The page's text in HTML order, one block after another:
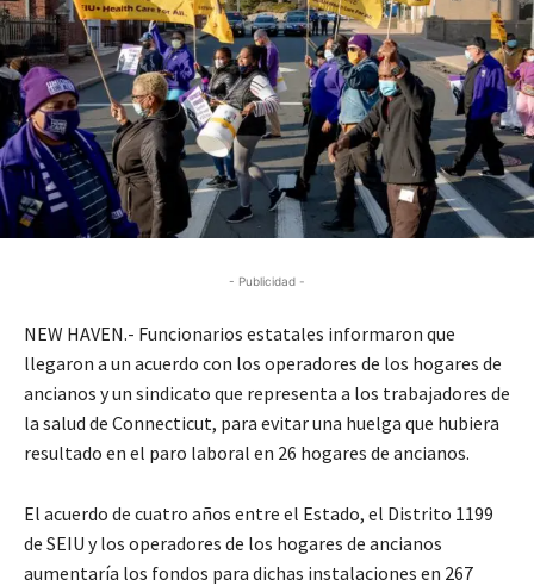
- Publicidad -
NEW HAVEN.- Funcionarios estatales informaron que
llegaron a un acuerdo con los operadores de los hogares de
ancianos y un sindicato que representa a los trabajadores de
la salud de Connecticut, para evitar una huelga que hubiera
resultado en el paro laboral en 26 hogares de ancianos.
El acuerdo de cuatro años entre el Estado, el Distrito 1199
de SEIU y los operadores de los hogares de ancianos
aumentaría los fondos para dichas instalaciones en 267